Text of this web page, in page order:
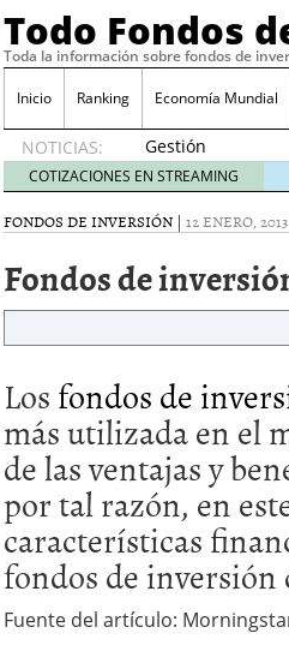
Todo Fondos
Toda la información sobre fondos de
Inicio Ranking Economía Mundial
NOTICIAS:
Gestión
pasiva
contra
gestión
España:
el
debate
debate
febrero
28, 2026
Renta variable
quería entrar
La renta fija
apostando por la
Los fondos de
no se detiene
Los fondos de
de 450.889 millones
COTIZACIONES EN STREAMING
FONDOS DE INVERSIÓN | 12 ENERO, 2013
Fondos de
Losfondos de
más utilizada en el
de las ventajas y
por tal razón, en
características
fondos de
Fuente del artículo: